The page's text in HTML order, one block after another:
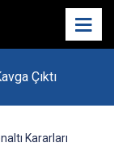
Çıktı
İle Yeni
Kararları